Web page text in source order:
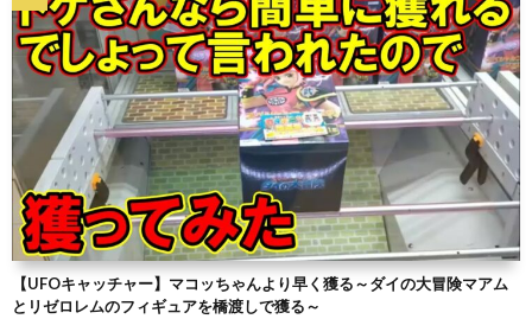
【UFOキャッチャー】マコッちゃんより早く獲る～ダイの大冒険マアム
とリゼロレムのフィギュアを橋渡しで獲る～